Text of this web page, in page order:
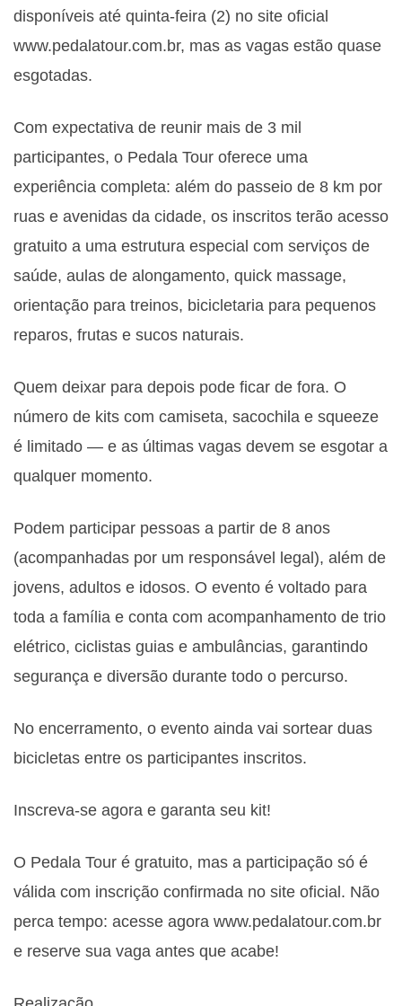
disponíveis até quinta-feira (2) no site oficial
www.pedalatour.com.br, mas as vagas estão quase
esgotadas.
Com expectativa de reunir mais de 3 mil
participantes, o Pedala Tour oferece uma
experiência completa: além do passeio de 8 km por
ruas e avenidas da cidade, os inscritos terão acesso
gratuito a uma estrutura especial com serviços de
saúde, aulas de alongamento, quick massage,
orientação para treinos, bicicletaria para pequenos
reparos, frutas e sucos naturais.
Quem deixar para depois pode ficar de fora. O
número de kits com camiseta, sacochila e squeeze
é limitado — e as últimas vagas devem se esgotar a
qualquer momento.
Podem participar pessoas a partir de 8 anos
(acompanhadas por um responsável legal), além de
jovens, adultos e idosos. O evento é voltado para
toda a família e conta com acompanhamento de trio
elétrico, ciclistas guias e ambulâncias, garantindo
segurança e diversão durante todo o percurso.
No encerramento, o evento ainda vai sortear duas
bicicletas entre os participantes inscritos.
Inscreva-se agora e garanta seu kit!
O Pedala Tour é gratuito, mas a participação só é
válida com inscrição confirmada no site oficial. Não
perca tempo: acesse agora www.pedalatour.com.br
e reserve sua vaga antes que acabe!